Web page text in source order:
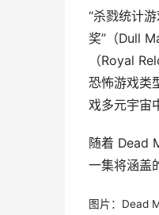
“杀戮统计
奖”（Dull
（Royal
恐怖游戏类
戏多元宇宙
随着 Dead
一集将涵盖
图片：Dead